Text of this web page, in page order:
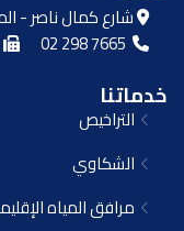
شارع كمال ناصر -
02 298 7665
خدماتنا
التراخيص
الشكاوي
مرافق المياه